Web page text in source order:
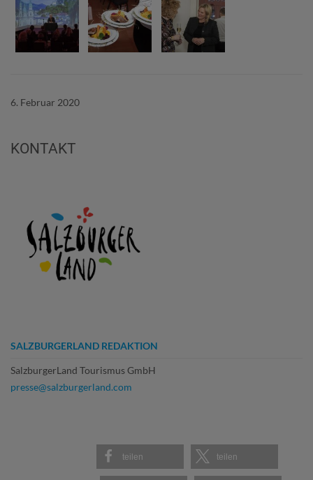
6. Februar 2020
KONTAKT
SALZBURGERLAND REDAKTION
SalzburgerLand Tourismus GmbH
presse@salzburgerland.com
teilen teilen